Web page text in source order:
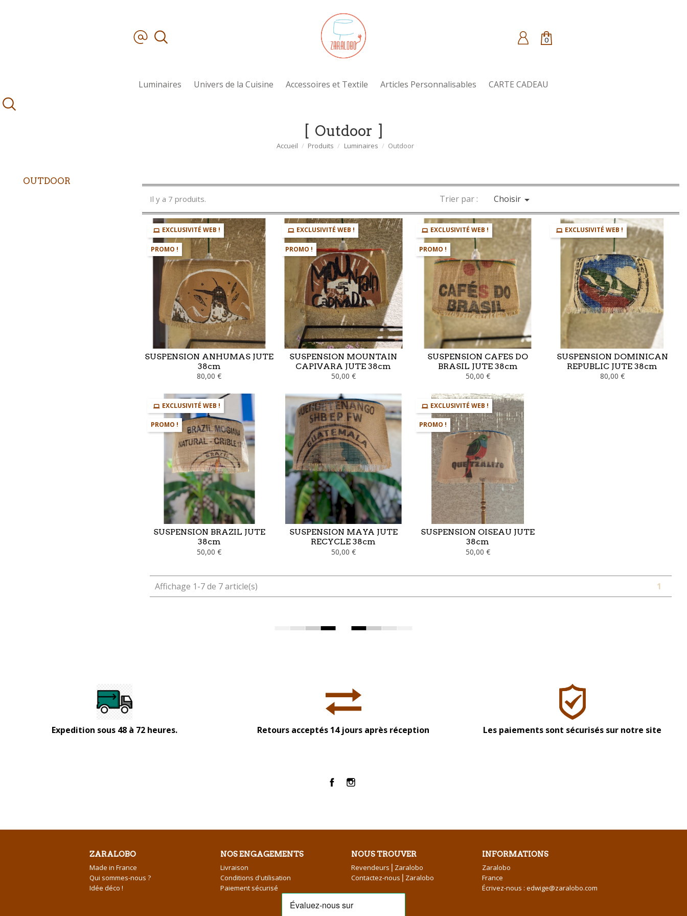
0
Luminaires Univers de la Cuisine Accessoires et Textile Articles Personnalisables CARTE CADEAU
Outdoor
Accueil Produits Luminaires Outdoor
OUTDOOR
Il y a 7 produits.
Trier par : Choisir
SUSPENSION ANHUMAS JUTE
38cm
80,00 €
EXCLUSIVITÉ WEB !
PROMO !
SUSPENSION MOUNTAIN
CAPIVARA JUTE 38cm
50,00 €
EXCLUSIVITÉ WEB !
PROMO !
SUSPENSION CAFES DO
BRASIL JUTE 38cm
50,00 €
EXCLUSIVITÉ WEB !
PROMO !
SUSPENSION DOMINICAN
REPUBLIC JUTE 38cm
80,00 €
EXCLUSIVITÉ WEB !
SUSPENSION BRAZIL JUTE
38cm
50,00 €
EXCLUSIVITÉ WEB !
PROMO !
SUSPENSION MAYA JUTE
RECYCLE 38cm
50,00 €
SUSPENSION OISEAU JUTE
38cm
50,00 €
EXCLUSIVITÉ WEB !
PROMO !
Affichage 1-7 de 7 article(s) 1
Expedition sous 48 à 72 heures. Retours acceptés 14 jours après réception Les paiements sont sécurisés sur notre site
FacebookInstagram
ZARALOBO
Made in France
Qui sommes-nous ?
Idée déco !
NOS ENGAGEMENTS
Livraison
Conditions d'utilisation
Paiement sécurisé
NOUS TROUVER
Revendeurs⎪Zaralobo
Contactez-nous⎪Zaralobo
INFORMATIONS
Zaralobo
France
Écrivez-nous : edwige@zaralobo.com